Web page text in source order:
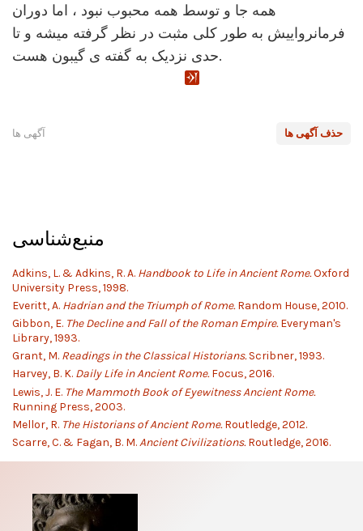
همه جا و توسط همه محبوب نبود ، اما دوران
فرمانرواییش به طور کلی مثبت در نظر گرفته میشه و تا
حدی نزدیک به گفته ی گیبون هست.
حذف آگهی ها آگهی ها
منبع‌شناسی
Adkins, L. & Adkins, R. A. Handbook to Life in Ancient Rome.Oxford
University Press, 1998.
Everitt, A. Hadrian and the Triumph of Rome.Random House, 2010.
Gibbon, E. The Decline and Fall of the Roman Empire.Everyman's
Library, 1993.
Grant, M. Readings in the Classical Historians.Scribner, 1993.
Harvey, B. K. Daily Life in Ancient Rome.Focus, 2016.
Lewis, J. E. The Mammoth Book of Eyewitness Ancient Rome.
Running Press, 2003.
Mellor, R. The Historians of Ancient Rome.Routledge, 2012.
Scarre, C. & Fagan, B. M.Ancient Civilizations.Routledge, 2016.